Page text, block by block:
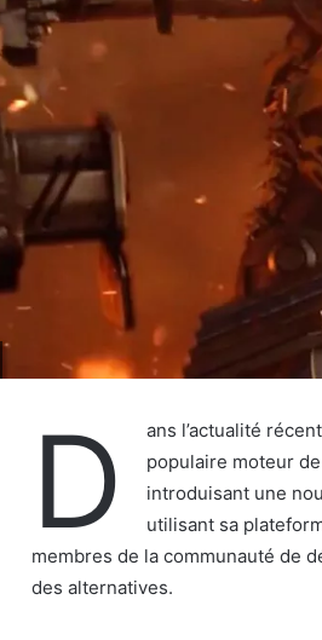
D
ans l’actualité
populaire moteur
introduisant une
utilisant sa
membres de la communauté de
des alternatives.